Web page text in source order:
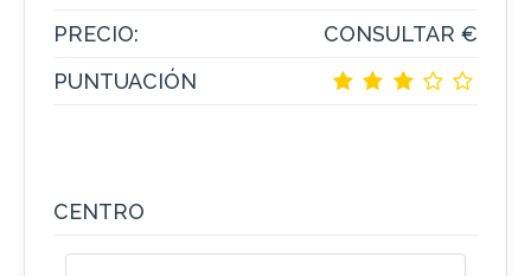
PRECIO:
CONSULTAR €
PUNTUACIÓN
CENTRO